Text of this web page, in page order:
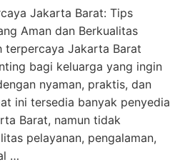
Jakarta Barat: Tips
Aman dan Berkualitas
terpercaya Jakarta Barat
bagi keluarga yang ingin
nyaman, praktis, dan
ini tersedia banyak penyedia
Barat, namun tidak
pelayanan, pengalaman,
…